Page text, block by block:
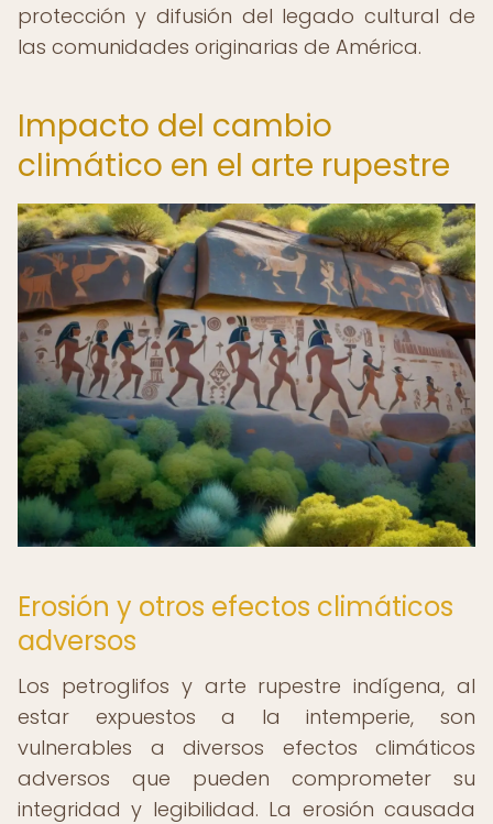
protección y difusión del legado cultural de
las comunidades originarias de América.
Impacto del cambio
climático en el arte rupestre
Erosión y otros efectos climáticos
adversos
Los petroglifos y arte rupestre indígena, al
estar expuestos a la intemperie, son
vulnerables a diversos efectos climáticos
adversos que pueden comprometer su
integridad y legibilidad. La erosión causada